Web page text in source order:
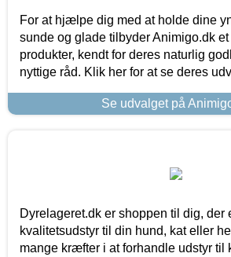
For at hjælpe dig med at holde dine
sunde og glade tilbyder Animigo.dk
produkter, kendt for deres naturlig
nyttige råd. Klik her for at se deres
Se udvalget på
Dyrelageret.dk er shoppen til dig, der
kvalitetsudstyr til din hund, kat eller
mange kræfter i at forhandle udstyr